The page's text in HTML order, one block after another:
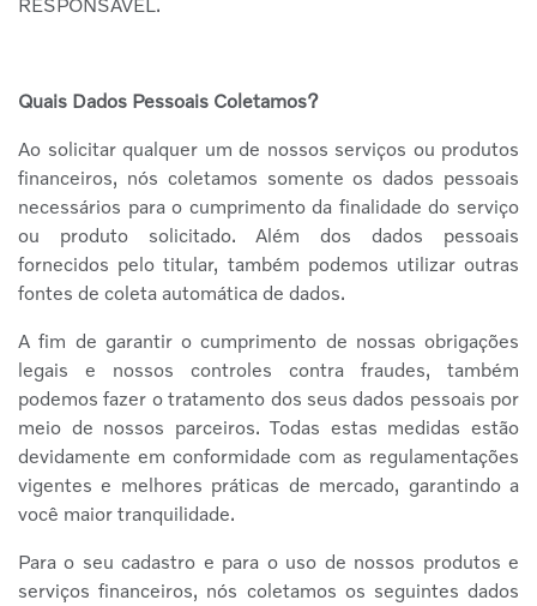
RESPONSÁVEL.
Quais Dados Pessoais Coletamos?
Ao solicitar qualquer um de nossos serviços ou produtos
financeiros, nós coletamos somente os dados pessoais
necessários para o cumprimento da finalidade do serviço
ou produto solicitado. Além dos dados pessoais
fornecidos pelo titular, também podemos utilizar outras
fontes de coleta automática de dados.
A fim de garantir o cumprimento de nossas obrigações
legais e nossos controles contra fraudes, também
podemos fazer o tratamento dos seus dados pessoais por
meio de nossos parceiros. Todas estas medidas estão
devidamente em conformidade com as regulamentações
vigentes e melhores práticas de mercado, garantindo a
você maior tranquilidade.
Para o seu cadastro e para o uso de nossos produtos e
serviços financeiros, nós coletamos os seguintes dados